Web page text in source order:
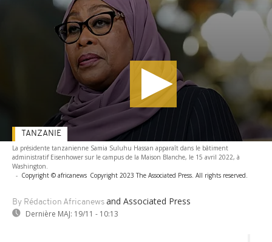
La présidente tanzanienne Samia Suluhu Hassan apparaît dans le bâtiment
administratif Eisenhower sur le campus de la Maison Blanche, le 15 avril 2022, à
Washington.
- Copyright © africanews Copyright 2023 The Associated Press. All rights reserved.
By Rédaction Africanews and Associated Press
Dernière MAJ: 19/11 - 10:13
TANZANIE